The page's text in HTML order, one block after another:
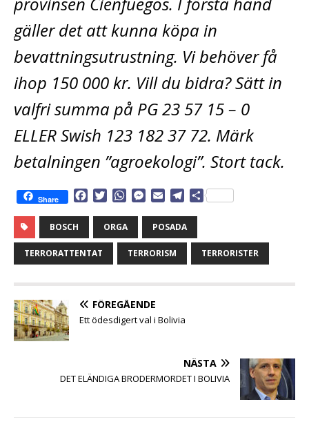
gäller det att kunna köpa in
bevattningsutrustning. Vi behöver få
ihop 150 000 kr. Vill du bidra? Sätt in
valfri summa på PG 23 57 15 – 0
ELLER Swish 123 182 37 72. Märk
betalningen ”agroekologi”. Stort tack.
Share
e
b
o
i
t
e
W
a
t
s
A
M
s
e
n
r
a
i
l
l
e
r
D
BOSCH ORGA POSADA
TERRORATTENTAT TERRORISM TERRORISTER
FÖREGÅENDE
Ett ödesdigert val i Bolivia
NÄSTA
DET ELÄNDIGA BRODERMORDET I BOLIVIA